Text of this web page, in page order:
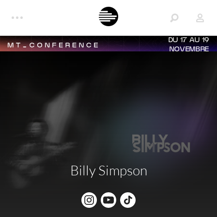
DU 17 AU 19
NOVEMBRE
Billy Simpson